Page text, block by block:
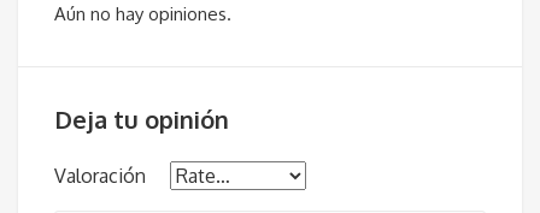
Aún no hay opiniones.
Deja tu opinión
Valoración